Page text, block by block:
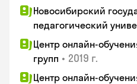
Новосибирский
педагогический
Центр онлайн-
групп • 2019 г.
Центр онлайн-